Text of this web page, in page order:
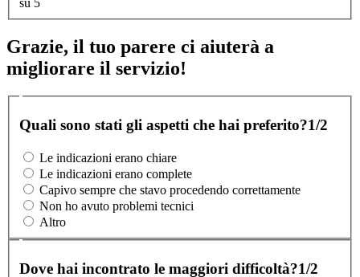
su 5
Grazie, il tuo parere ci aiuterà a
migliorare il servizio!
Quali sono stati gli aspetti che hai preferito?1/2
Le indicazioni erano chiare
Le indicazioni erano complete
Capivo sempre che stavo procedendo correttamente
Non ho avuto problemi tecnici
Altro
Dove hai incontrato le maggiori difficoltà?1/2